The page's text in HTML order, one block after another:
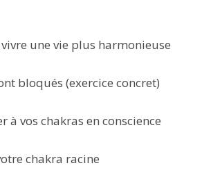
une vie plus harmonieuse
bloqués (exercice concret)
vos chakras en conscience
chakra racine